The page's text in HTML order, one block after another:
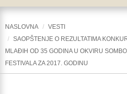
NASLOVNA
VESTI
SAOPŠTENJE O REZULTATIMA
MLAĐIH OD 35 GODINA U OKVIRU
FESTIVALA ZA 2017. GODINU